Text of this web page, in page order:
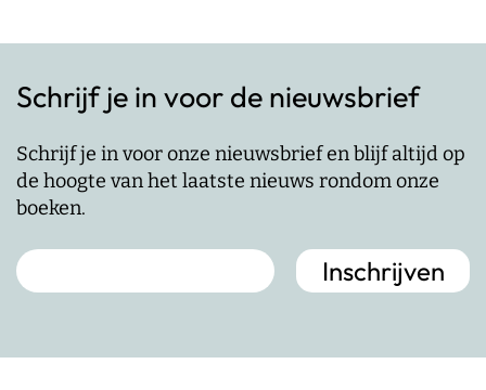
Schrijf je in voor de nieuwsbrief
Schrijf je in voor onze nieuwsbrief en blijf altijd op
de hoogte van het laatste nieuws rondom onze
boeken.